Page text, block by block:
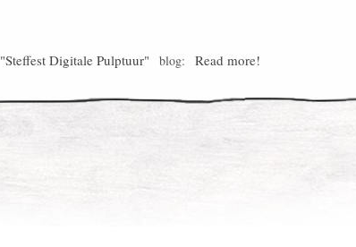
"Steffest Digitale Pulptuur" blog: Read more!